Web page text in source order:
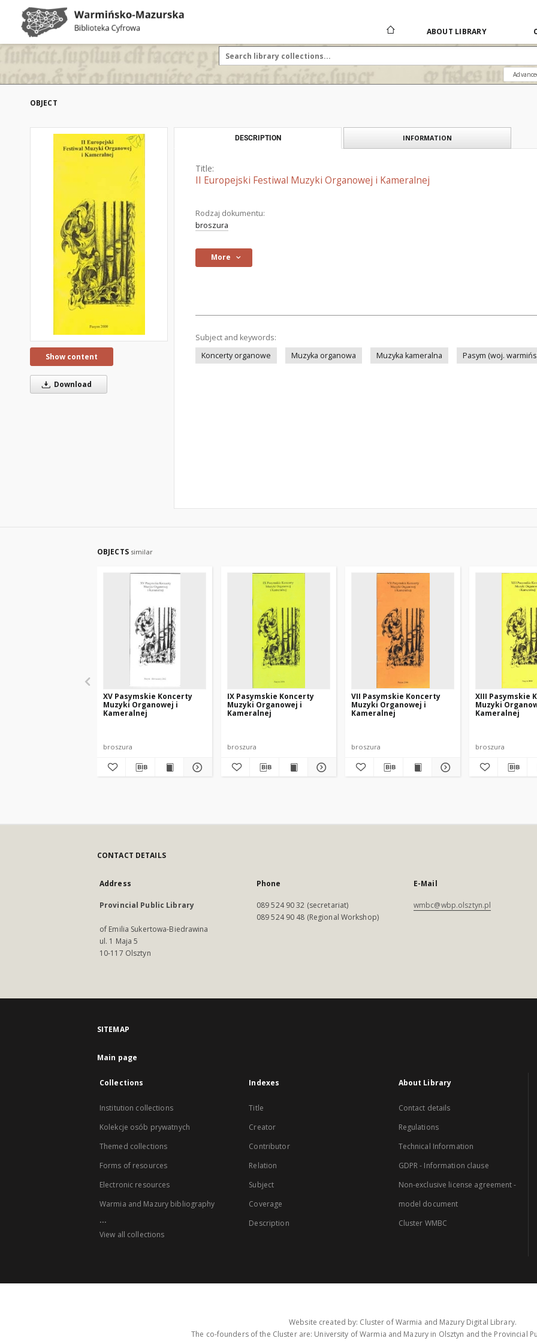
ABOUT LIBRARY
OBJECT
Show content
Download
DESCRIPTION INFORMATION
Title:
II Europejski Festiwal Muzyki Organowej i Kameralnej
Rodzaj dokumentu:
broszura
More
Subject and keywords:
Koncerty organowe
Muzyka organowa Muzyka kameralna Pasym (woj.
OBJECTS similar
XV Pasymskie Koncerty
Muzyki Organowej i
Kameralnej
broszura
IX Pasymskie Koncerty
Muzyki Organowej i
Kameralnej
broszura
VII Pasymskie Koncerty
Muzyki Organowej i
Kameralnej
broszura
XIII Pasymskie
Muzyki
Kameralnej
broszura
CONTACT DETAILS
Address
Provincial Public Library
of Emilia Sukertowa-Biedrawina
ul. 1 Maja 5
10-117 Olsztyn
Phone
089 524 90 32 (secretariat)
089 524 90 48 (Regional Workshop)
E-Mail
wmbc@wbp.olsztyn.pl
SITEMAP
Main page
Collections
Institution collections
Kolekcje osób prywatnych
Themed collections
Forms of resources
Electronic resources
Warmia and Mazury bibliography
...
View all collections
Indexes
Title
Creator
Contributor
Relation
Subject
Coverage
Description
About Library
Contact details
Regulations
Technical Information
GDPR - Information clause
Non-exclusive license agreement -
model document
Cluster WMBC
Website created by: Cluster of Warmia and Mazury Digital Library.
The co-founders of the Cluster are: University of Warmia and Mazury in Olsztyn and the Provincial